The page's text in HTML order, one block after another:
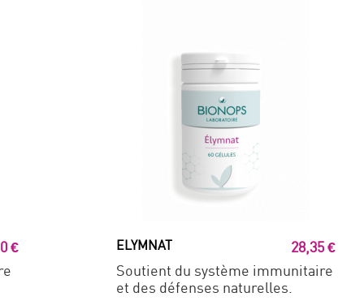
€
ELYMNAT
28,35 €
Soutient du système immunitaire
et des défenses naturelles.